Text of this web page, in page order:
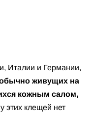
Италии и Германии,
живущих на
кожным салом,
этих клещей нет